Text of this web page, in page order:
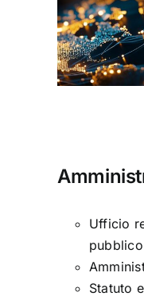
Ufficio
pubblico
Statuto